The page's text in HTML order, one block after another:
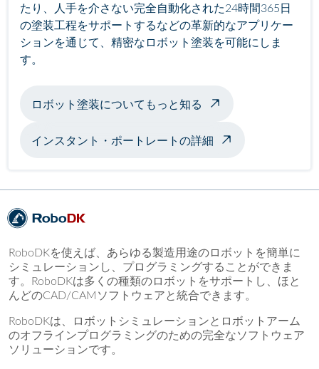
たり、人手を介さない完全自動化された24時間365日
の塗装工程をサポートするなどの革新的なアプリケー
ションを通じて、精密なロボット塗装を可能にしま
す。
ロボット塗装についてもっと知る
インスタント・ポートレートの詳細
RoboDKを使えば、あらゆる製造用途のロボットを簡単に
シミュレーションし、プログラミングすることができま
す。RoboDKは多くの種類のロボットをサポートし、ほと
んどのCAD/CAMソフトウェアと統合できます。
RoboDKは、ロボットシミュレーションとロボットアーム
のオフラインプログラミングのための完全なソフトウェア
ソリューションです。